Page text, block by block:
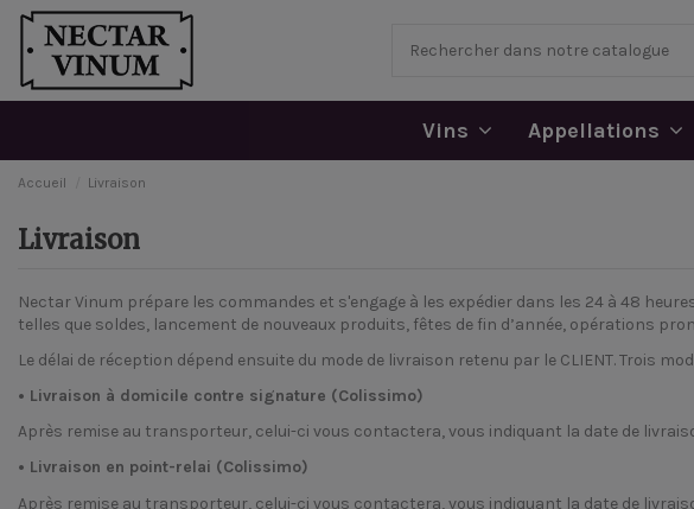
Vins Appellations
Accueil Livraison
Livraison
Nectar Vinum prépare les commandes et s'engage à les expédier dans les 24 à 48
telles que soldes, lancement de nouveaux produits, fêtes de fin d’année, opérations
Le délai de réception dépend ensuite du mode de livraison retenu par le CLIENT. Trois
• Livraison à domicile contre signature (Colissimo)
Après remise au transporteur, celui-ci vous contactera, vous indiquant la date de
• Livraison en point-relai (Colissimo)
Après remise au transporteur, celui-ci vous contactera, vous indiquant la date de